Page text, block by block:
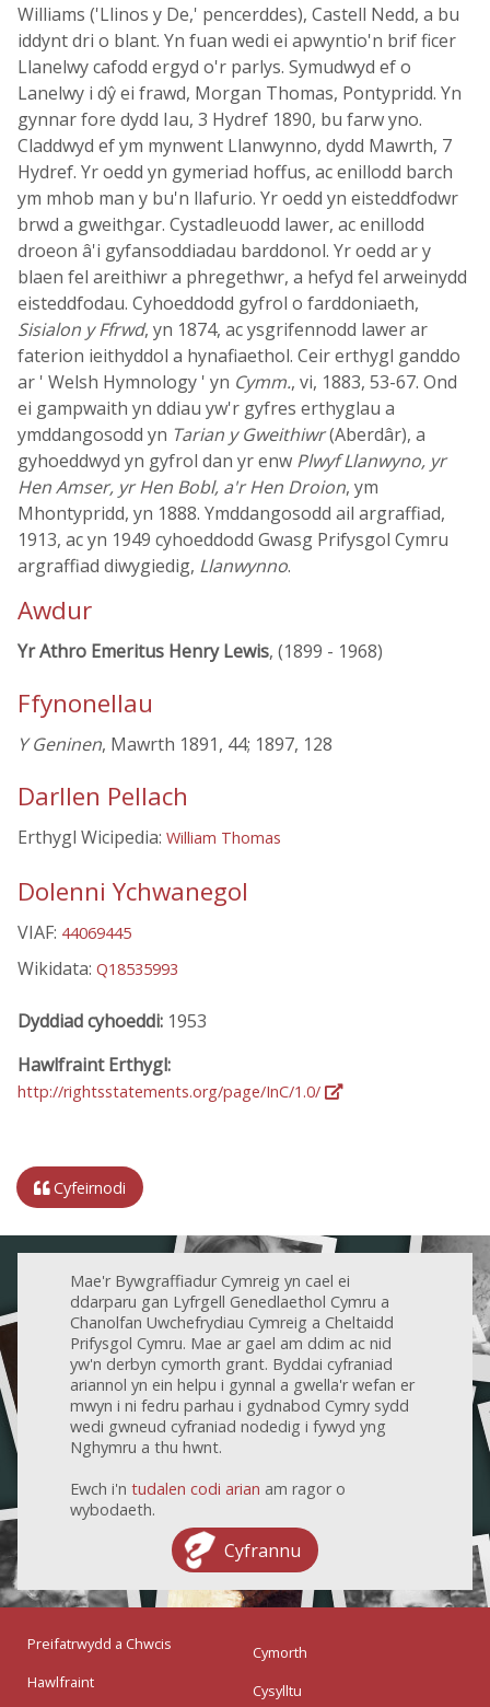
Williams ('Llinos y De,' pencerddes), Castell Nedd, a bu
iddynt dri o blant. Yn fuan wedi ei apwyntio'n brif ficer
Llanelwy cafodd ergyd o'r parlys. Symudwyd ef o
Lanelwy i dŷ ei frawd, Morgan Thomas, Pontypridd. Yn
gynnar fore dydd Iau, 3 Hydref 1890, bu farw yno.
Claddwyd ef ym mynwent Llanwynno, dydd Mawrth, 7
Hydref. Yr oedd yn gymeriad hoffus, ac enillodd barch
ym mhob man y bu'n llafurio. Yr oedd yn eisteddfodwr
brwd a gweithgar. Cystadleuodd lawer, ac enillodd
droeon â'i gyfansoddiadau barddonol. Yr oedd ar y
blaen fel areithiwr a phregethwr, a hefyd fel arweinydd
eisteddfodau. Cyhoeddodd gyfrol o farddoniaeth,
Sisialon y Ffrwd, yn 1874, ac ysgrifennodd lawer ar
faterion ieithyddol a hynafiaethol. Ceir erthygl ganddo
ar ' Welsh Hymnology ' yn Cymm., vi, 1883, 53-67. Ond
ei gampwaith yn ddiau yw'r gyfres erthyglau a
ymddangosodd yn Tarian y Gweithiwr(Aberdâr), a
gyhoeddwyd yn gyfrol dan yr enw Plwyf Llanwyno, yr
Hen Amser, yr Hen Bobl, a'r Hen Droion, ym
Mhontypridd, yn 1888. Ymddangosodd ail argraffiad,
1913, ac yn 1949 cyhoeddodd Gwasg Prifysgol Cymru
argraffiad diwygiedig, Llanwynno.
Awdur
Yr Athro Emeritus Henry Lewis, (1899 - 1968)
Ffynonellau
Y Geninen, Mawrth 1891, 44; 1897, 128
Darllen Pellach
Erthygl Wicipedia: William Thomas
Dolenni Ychwanegol
VIAF: 44069445
Wikidata: Q18535993
Dyddiad cyhoeddi: 1953
Hawlfraint Erthygl:
http://rightsstatements.org/page/InC/1.0/
Cyfeirnodi
Mae'r Bywgraffiadur Cymreig yn cael ei
ddarparu gan Lyfrgell Genedlaethol Cymru a
Chanolfan Uwchefrydiau Cymreig a Cheltaidd
Prifysgol Cymru. Mae ar gael am ddim ac nid
yw'n derbyn cymorth grant. Byddai cyfraniad
ariannol yn ein helpu i gynnal a gwella'r wefan er
mwyn i ni fedru parhau i gydnabod Cymry sydd
wedi gwneud cyfraniad nodedig i fywyd yng
Nghymru a thu hwnt.
Ewch i'n tudalen codi arian am ragor o
wybodaeth.
Cyfrannu
Preifatrwydd a Chwcis
Hawlfraint
Cymorth
Cysylltu